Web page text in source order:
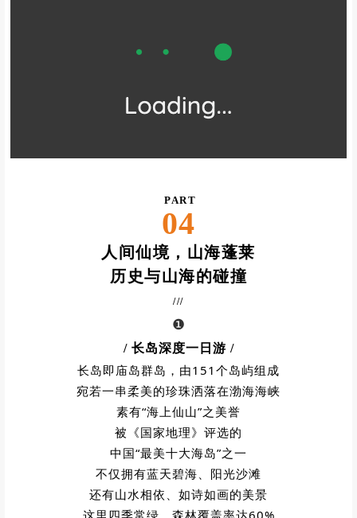
PART
04
人间仙境， 山海蓬莱
历史与山海的碰撞
///
❶
/ 长岛深度一日游 /
长岛即庙岛群岛，由151个岛屿组成
宛若一串柔美的珍珠洒落在渤海海峡
素有“海上仙山”之美誉
被《国家地理》评选的
中国“最美十大海岛”之一
不仅拥有蓝天碧海、阳光沙滩
还有山水相依、如诗如画的美景